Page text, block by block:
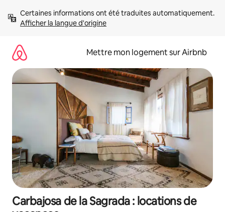
directement
Afficher la langue d'origine
Mettre mon logement sur Airbnb
Carbajosa de la Sagrada : locations de